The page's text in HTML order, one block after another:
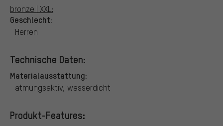
bronze | XXL:
Geschlecht:
Herren
Technische Daten:
Materialausstattung:
atmungsaktiv, wasserdicht
Produkt-Features: